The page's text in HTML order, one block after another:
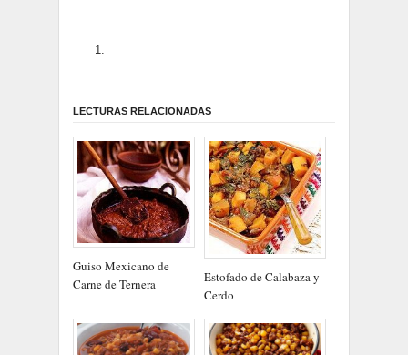
LECTURAS RELACIONADAS
Guiso Mexicano de
Carne de Ternera
Estofado de Calabaza y
Cerdo